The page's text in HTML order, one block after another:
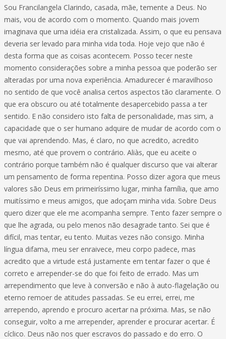
Sou Francilangela Clarindo, casada, mãe, temente a Deus. No
mais, vou de acordo com o momento. Quando mais jovem
imaginava que uma idéia era cristalizada. Assim, o que eu pensava
deveria ser levado para minha vida toda. Hoje vejo que não é
desta forma que as coisas acontecem. Posso tecer neste
momento considerações sobre a minha pessoa que poderão ser
alteradas por uma nova experiência. Amadurecer é maravilhoso
no sentido de que você analisa certos aspectos tão claramente. O
que era obscuro ou até totalmente desapercebido passa a ter
sentido. E não considero isto falta de personalidade, mas sim, a
capacidade que o ser humano adquire de mudar de acordo com o
que vai aprendendo. Mas, é claro, no que acredito, acredito
mesmo, até que provem o contrário. Aliàs, que eu aceite o
contrário porque também não é qualquer discurso que vai alterar
um pensamento de forma repentina. Posso dizer agora que meus
valores são Deus em primeiríssimo lugar, minha família, que amo
muitíssimo e meus amigos, que adoçam minha vida. Sobre Deus
quero dizer que ele me acompanha sempre. Tento fazer sempre o
que lhe agrada, ou pelo menos não desagrade tanto. Sei que é
difícil, mas tentar, eu tento. Muitas vezes não consigo. Minha
língua difama, meu ser enraivece, meu corpo padece, mas
acredito que a virtude está justamente em tentar fazer o que é
correto e arrepender-se do que foi feito de errado. Mas um
arrependimento que leve à conversão e não à auto-flagelação ou
eterno remoer de atitudes passadas. Se eu errei, errei, me
arrependo, aprendo e procuro acertar na próxima. Mas, se não
conseguir, volto a me arrepender, aprender e procurar acertar. É
cíclico. Deus não nos quer escravos do passado e do erro. O